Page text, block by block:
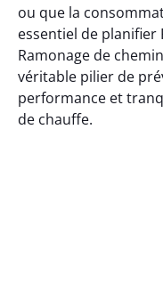
ou que la
essentiel de planifier
Ramonage de
véritable pilier de
performance et
de chauffe.